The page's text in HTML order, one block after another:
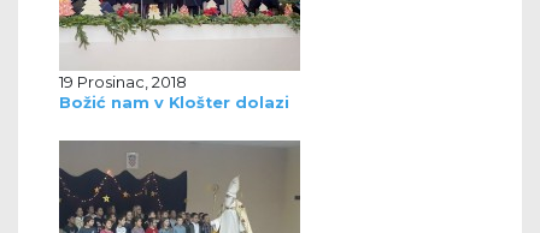
19 Prosinac, 2018
Božić nam v Klošter dolazi